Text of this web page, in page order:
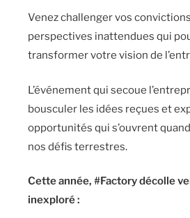
Venez challenger vos
perspectives inattendues qui
transformer votre vision de
L’événement qui secoue
bousculer les idées reçues et
opportunités qui s’ouvrent
nos défis terrestres.
Cette année, #Factory décolle
inexploré :